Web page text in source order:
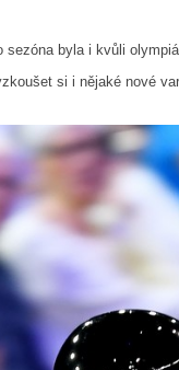
byla i kvůli
si i nějaké nové